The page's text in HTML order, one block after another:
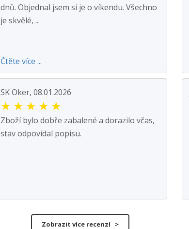
dnů. Objednal jsem si je o víkendu. Všechno
je skvělé, ...
Čtěte více ...
SK Oker, 08.01.2026
★ ★ ★ ★ ★
Zboží bylo dobře zabalené a dorazilo včas,
stav odpovídal popisu.
Zobrazit více recenzí >